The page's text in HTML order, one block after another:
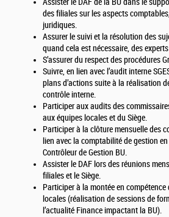
Assister le DAF de la BU dans le
des filiales sur les aspects
juridiques.
Assurer le suivi et la résolution des
quand cela est nécessaire, des
S’assurer du respect des procédures
Suivre, en lien avec l’audit interne
plans d’actions suite à la réalisation
contrôle interne.
Participer aux audits des
aux équipes locales et du Siège.
Participer à la clôture mensuelle des
lien avec la comptabilité de gestion
Contrôleur de Gestion BU.
Assister le DAF lors des réunions
filiales et le Siège.
Participer à la montée en compétence
locales (réalisation de sessions de
l’actualité Finance impactant la BU).